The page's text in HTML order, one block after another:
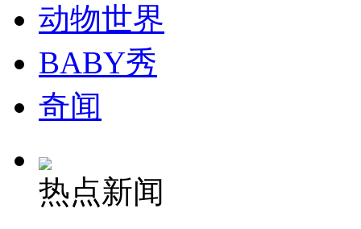
动物世界
BABY秀
奇闻
热点新闻